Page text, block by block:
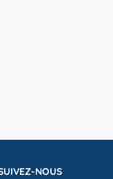
NOUS